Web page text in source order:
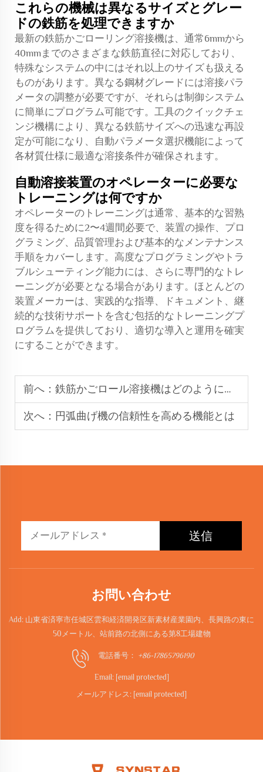
これらの機械は異なるサイズとグレー
ドの鉄筋を処理できますか
最新の鉄筋かごローリング溶接機は、通常6mmから
40mmまでのさまざまな鉄筋直径に対応しており、
特殊なシステムの中にはそれ以上のサイズも扱える
ものがあります。異なる鋼材グレードには溶接パラ
メータの調整が必要ですが、それらは制御システム
に簡単にプログラム可能です。工具のクイックチェ
ンジ機構により、異なる鉄筋サイズへの迅速な再設
定が可能になり、自動パラメータ選択機能によって
各材質仕様に最適な溶接条件が確保されます。
自動溶接装置のオペレーターに必要な
トレーニングは何ですか
オペレーターのトレーニングは通常、基本的な習熟
度を得るために2〜4週間必要で、装置の操作、プロ
グラミング、品質管理および基本的なメンテナンス
手順をカバーします。高度なプログラミングやトラ
ブルシューティング能力には、さらに専門的なトレ
ーニングが必要となる場合があります。ほとんどの
装置メーカーは、実践的な指導、ドキュメント、継
続的な技術サポートを含む包括的なトレーニングプ
ログラムを提供しており、適切な導入と運用を確実
にすることができます。
前へ： 鉄筋かごロール溶接機はどのように作業効率を向上させることができるか
次へ： 円弧曲げ機の信頼性を高める機能とは
送信
お問い合わせ
Add: 山東省済寧市任城区雲和経済開発区新素材産業園内、長興路の東に
50メートル、站前路の北側にある第8工場建物
電話番号： +86-17865796190
Email: [email protected]
メールアドレス: [email protected]